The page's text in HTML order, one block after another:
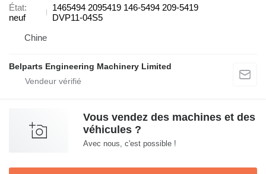
État
neuf
1465494 2095419 146-5494 209-5419
DVP11-04S5
Chine
Belparts Engineering Machinery Limited
Vous vendez des machines et des
véhicules ?
Avec nous, c'est possible !